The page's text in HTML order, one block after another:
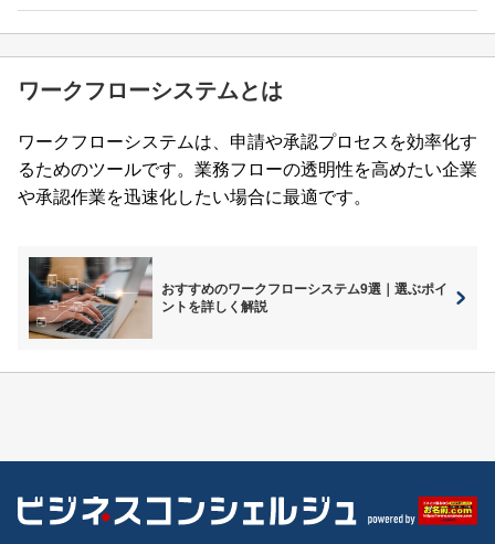
ワークフローシステムとは
ワークフローシステムは、申請や承認プロセスを効率化す
るためのツールです。業務フローの透明性を高めたい企業
や承認作業を迅速化したい場合に最適です。
おすすめのワークフローシステム9選｜選ぶポイ
ントを詳しく解説